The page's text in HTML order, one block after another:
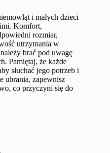
i małych dzieci
Komfort,
rozmiar,
utrzymania w
brać pod uwagę
Pamiętaj, że każde
słuchać jego potrzeb i
ubrania, zapewnisz
co przyczyni się do